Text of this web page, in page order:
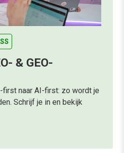
& GEO-
first naar AI-first: zo wordt je
Schrijf je in en bekijk